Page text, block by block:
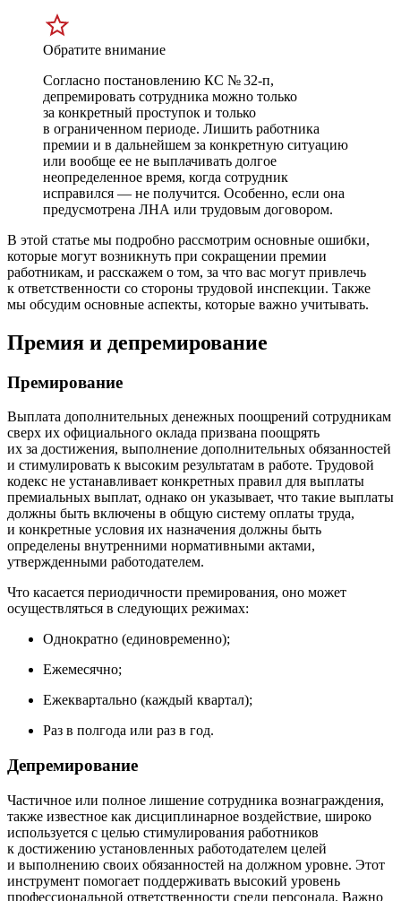
Обратите внимание
Согласно постановлению КС № 32-п,
депремировать сотрудника можно только
за конкретный проступок и только
в ограниченном периоде. Лишить работника
премии и в дальнейшем за конкретную ситуацию
или вообще ее не выплачивать долгое
неопределенное время, когда сотрудник
исправился — не получится. Особенно, если она
предусмотрена ЛНА или трудовым договором.
В этой статье мы подробно рассмотрим основные ошибки,
которые могут возникнуть при сокращении премии
работникам, и расскажем о том, за что вас могут привлечь
к ответственности со стороны трудовой инспекции. Также
мы обсудим основные аспекты, которые важно учитывать.
Премия и депремирование
Премирование
Выплата дополнительных денежных поощрений сотрудникам
сверх их официального оклада призвана поощрять
их за достижения, выполнение дополнительных обязанностей
и стимулировать к высоким результатам в работе. Трудовой
кодекс не устанавливает конкретных правил для выплаты
премиальных выплат, однако он указывает, что такие выплаты
должны быть включены в общую систему оплаты труда,
и конкретные условия их назначения должны быть
определены внутренними нормативными актами,
утвержденными работодателем.
Что касается периодичности премирования, оно может
осуществляться в следующих режимах:
Однократно (единовременно);
Ежемесячно;
Ежеквартально (каждый квартал);
Раз в полгода или раз в год.
Депремирование
Частичное или полное лишение сотрудника вознаграждения,
также известное как дисциплинарное воздействие, широко
используется с целью стимулирования работников
к достижению установленных работодателем целей
и выполнению своих обязанностей на должном уровне. Этот
инструмент помогает поддерживать высокий уровень
профессиональной ответственности среди персонала. Важно